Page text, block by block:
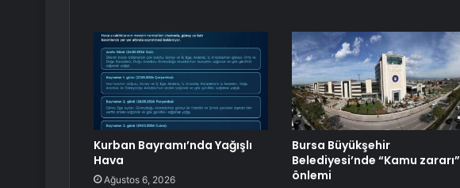
Kurban Bayramı’nda Yağışlı
Hava
Ağustos 6, 2026
Bursa Büyükşehir
Belediyesi’nde “Kamu zararı”
önlemi